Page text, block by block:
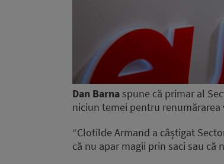
Dan Barna spune că primar al
niciun temei pentru renumărarea
“Clotilde Armand a câștigat
că nu apar magii prin saci sau că